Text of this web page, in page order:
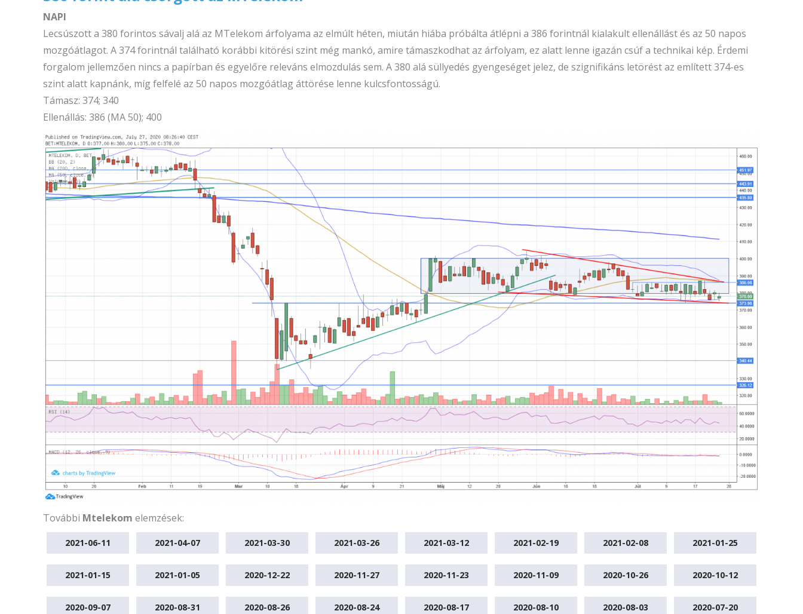
NAPI
Lecsúszott a 380 forintos sávalj alá az MTelekom árfolyama az elmúlt héten, miután hiába próbálta átlépni a 386 forintnál kialakult ellenállást és az 50 napos
mozgóátlagot. A 374 forintnál található korábbi kitörési szint még mankó, amire támaszkodhat az árfolyam, ez alatt lenne igazán csúf a technikai kép. Érdemi
forgalom jellemzően nincs a papírban és egyelőre releváns elmozdulás sem. A 380 alá süllyedés gyengeséget jelez, de szignifikáns letörést az említett 374-es
szint alatt kapnánk, míg felfelé az 50 napos mozgóátlag áttörése lenne kulcsfontosságú.
Támasz: 374; 340
Ellenállás: 386 (MA 50); 400
További Mtelekom elemzések:
2021-06-11 2021-04-07 2021-03-30 2021-03-26 2021-03-12 2021-02-19 2021-02-08 2021-01-25
2021-01-15 2021-01-05 2020-12-22 2020-11-27 2020-11-23 2020-11-09 2020-10-26 2020-10-12
2020-09-07 2020-08-31 2020-08-26 2020-08-24 2020-08-17 2020-08-10 2020-08-03 2020-07-20